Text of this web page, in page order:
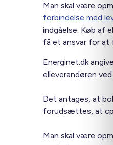
Man skal være
forbindelse med
indgåelse. Køb af
få et ansvar for at
Energinet.dk
elleverandøren
Det antages, at
forudsættes, at
Man skal være